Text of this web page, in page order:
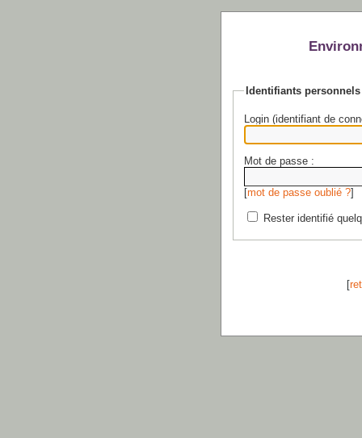
Identifiants personnels
Login (identifiant de
Mot de passe :
[mot de passe oublié ?]
Rester identifié
[